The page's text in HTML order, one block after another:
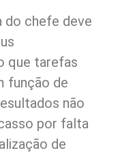
do chefe deve
que tarefas
função de
não
por falta
de